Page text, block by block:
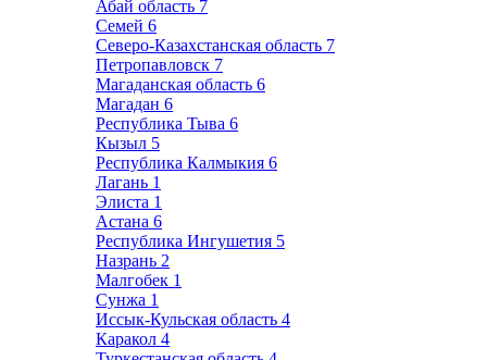
Абай область 7
Семей 6
Северо-Казахстанская область 7
Петропавловск 7
Магаданская область 6
Магадан 6
Республика Тыва 6
Кызыл 5
Республика Калмыкия 6
Лагань 1
Элиста 1
Астана 6
Республика Ингушетия 5
Назрань 2
Малгобек 1
Сунжа 1
Иссык-Кульская область 4
Каракол 4